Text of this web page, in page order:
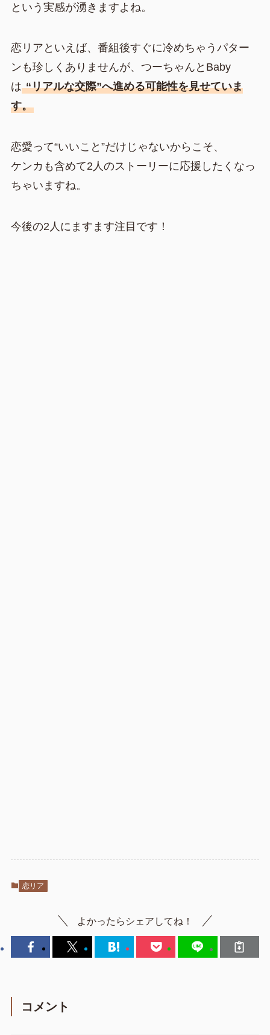
という実感が湧きますよね。
恋リアといえば、番組後すぐに冷めちゃうパター
ンも珍しくありませんが、つーちゃんとBaby
は “リアルな交際”へ進める可能性を見せていま
す。
恋愛って“いいこと”だけじゃないからこそ、
ケンカも含めて2人のストーリーに応援したくなっ
ちゃいますね。
今後の2人にますます注目です！
恋リア
よかったらシェアしてね！
コメント